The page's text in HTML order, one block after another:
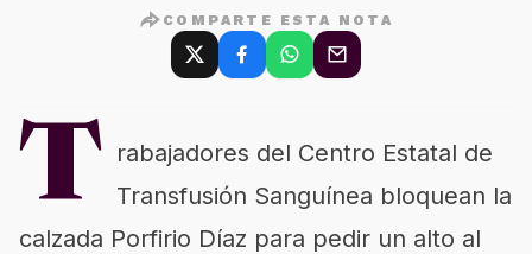
COMPARTE ESTA NOTA
T rabajadores del Centro Estatal de
Transfusión Sanguínea bloquean la
calzada Porfirio Díaz para pedir un alto al